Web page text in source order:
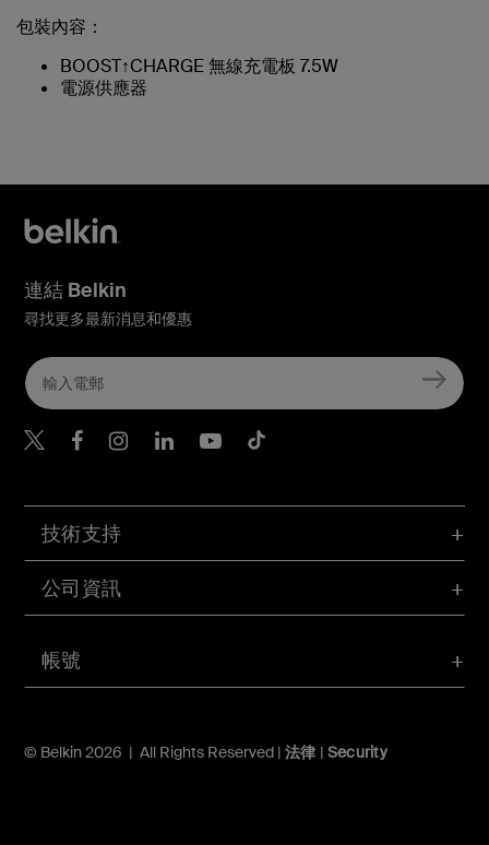
包裝內容：
BOOST↑CHARGE 無線充電板 7.5W
電源供應器
帳號
技術支持
公司資訊
© Belkin 2026 | All Rights Reserved | 法律 | Security
連結 Belkin
尋找更多最新消息和優惠
Belkin Twitter
Belkin Hong Kong
Belkin Instagram
Belkin Hong Kong
Belkin Youtube
Belkin TikTok